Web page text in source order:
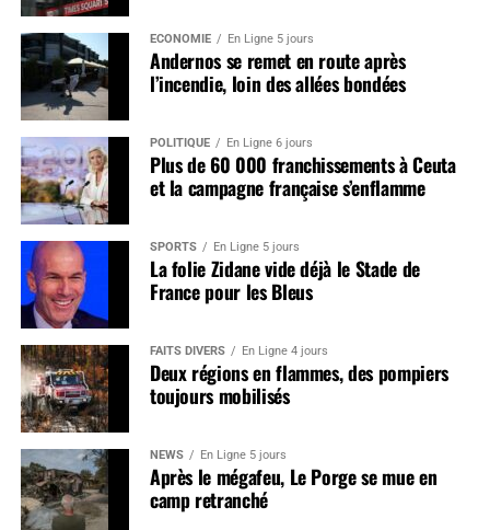
ÉCONOMIE En Ligne 5 jours
Andernos se remet en route après
l’incendie, loin des allées bondées
POLITIQUE En Ligne 6 jours
Plus de 60 000 franchissements à Ceuta
et la campagne française s’enflamme
SPORTS En Ligne 5 jours
La folie Zidane vide déjà le Stade de
France pour les Bleus
FAITS DIVERS En Ligne 4 jours
Deux régions en flammes, des pompiers
toujours mobilisés
NEWS En Ligne 5 jours
Après le mégafeu, Le Porge se mue en
camp retranché